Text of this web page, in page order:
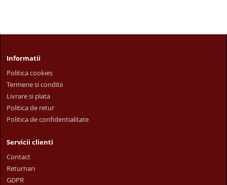
Informatii
Politica cookies
Termene si conditii
Livrare si plata
Politica de retur
Politica de confidentialitate
Servicii clienti
Contact
Returnari
GDPR